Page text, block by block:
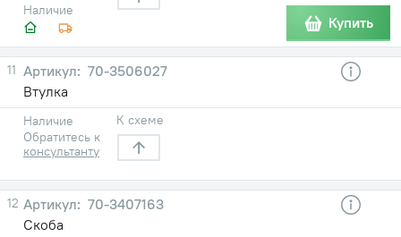
Наличие
Купить
11
70-3506027
Втулка
Наличие
Обратитесь к
консультанту
К схеме
12
70-3407163
Скоба